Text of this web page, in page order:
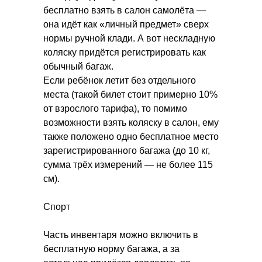
бесплатно взять в салон самолёта —
она идёт как «личный предмет» сверх
нормы ручной клади. А вот нескладную
коляску придётся регистрировать как
обычный багаж.
Если ребёнок летит без отдельного
места (такой билет стоит примерно 10%
от взрослого тарифа), то помимо
возможности взять коляску в салон, ему
также положено одно бесплатное место
зарегистрированного багажа (до 10 кг,
сумма трёх измерений — не более 115
см).
Спорт
Часть инвентаря можно включить в
бесплатную норму багажа, а за